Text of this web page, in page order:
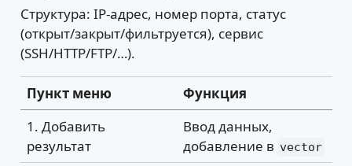
Структура: IP-адрес, номер порта, статус
(открыт/закрыт/фильтруется), сервис
(SSH/HTTP/FTP/…).
Пункт меню
Функция
1. Добавить
результат
Ввод данных,
добавление в vector